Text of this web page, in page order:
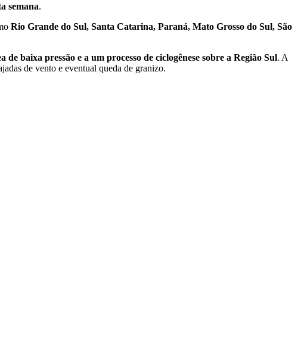
semana.
Rio Grande do Sul, Santa Catarina, Paraná, Mato Grosso do Sul, São
baixa pressão e a um processo de ciclogênese sobre a Região Sul. A
de vento e eventual queda de granizo.